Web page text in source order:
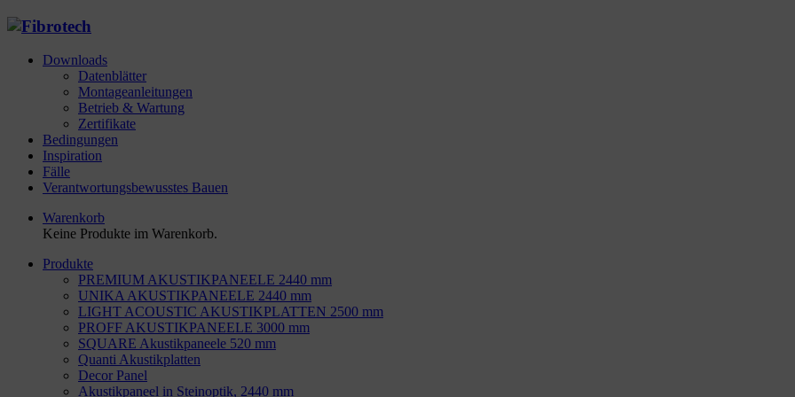
Downloads
Datenblätter
Montageanleitungen
Betrieb & Wartung
Zertifikate
Bedingungen
Inspiration
Fälle
Verantwortungsbewusstes Bauen
Warenkorb
Keine Produkte im Warenkorb.
Produkte
PREMIUM AKUSTIKPANEELE 2440 mm
UNIKA AKUSTIKPANEELE 2440 mm
LIGHT ACOUSTIC AKUSTIKPLATTEN 2500 mm
PROFF AKUSTIKPANEELE 3000 mm
SQUARE Akustikpaneele 520 mm
Quanti Akustikplatten
Decor Panel
Akustikpaneel in Steinoptik, 2440 mm